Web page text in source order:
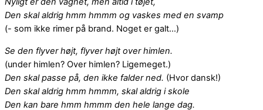
Den skal aldrig hmm hmmm og vaskes med en svamp
(- som ikke rimer på brand. Noget er galt…)
Se den flyver højt, flyver højt over himlen.
(under himlen? Over himlen? Ligemeget.)
Den skal passe på, den ikke falder ned. (Hvor dansk!)
Den skal aldrig hmm hmmm, skal aldrig i skole
Den kan bare hmm hmmm den hele lange dag.